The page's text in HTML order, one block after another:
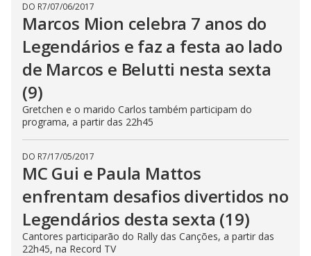
DO R7/07/06/2017
Marcos Mion celebra 7 anos do
Legendários e faz a festa ao lado
de Marcos e Belutti nesta sexta
(9)
Gretchen e o marido Carlos também participam do
programa, a partir das 22h45
DO R7/17/05/2017
MC Gui e Paula Mattos
enfrentam desafios divertidos no
Legendários desta sexta (19)
Cantores participarão do Rally das Canções, a partir das
22h45, na Record TV